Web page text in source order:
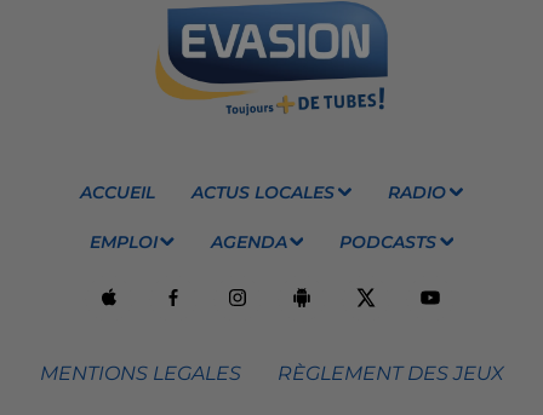
ACCUEIL ACTUS LOCALES RADIO
EMPLOI AGENDA PODCASTS
MENTIONS LEGALES RÈGLEMENT DES JEUX